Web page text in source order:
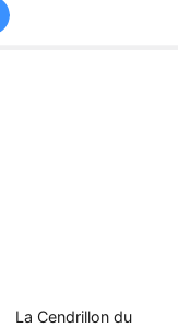
La Cendrillon du